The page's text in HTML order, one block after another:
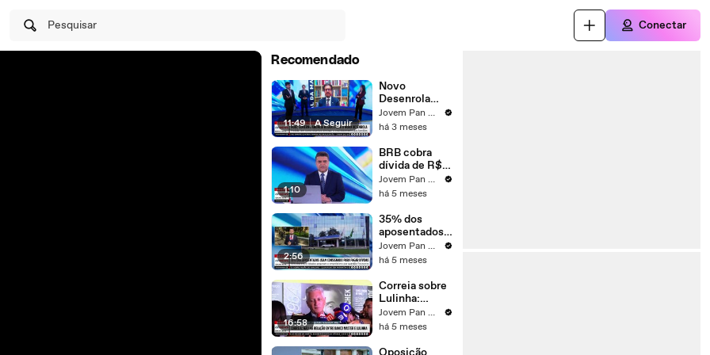
Pesquisar Conectar
Recomendado
11:49 | A Seguir
Novo
Desenrola
Brasil será
lançado nesta
Ghani,
Mehero e
Nassa
comentam
Jovem Pan News
há 3 meses
1:10
BRB cobra
dívida de R$
799 mil de ex-
presidente do
Jovem Pan News
há 5 meses
2:56
35% dos
aposentados
usam
consignado
dívidas
Jovem Pan News
há 5 meses
16:58
Correia sobre
Lulinha:
“Tinha algum
dinheiro do
Master?
Jovem Pan News
há 5 meses